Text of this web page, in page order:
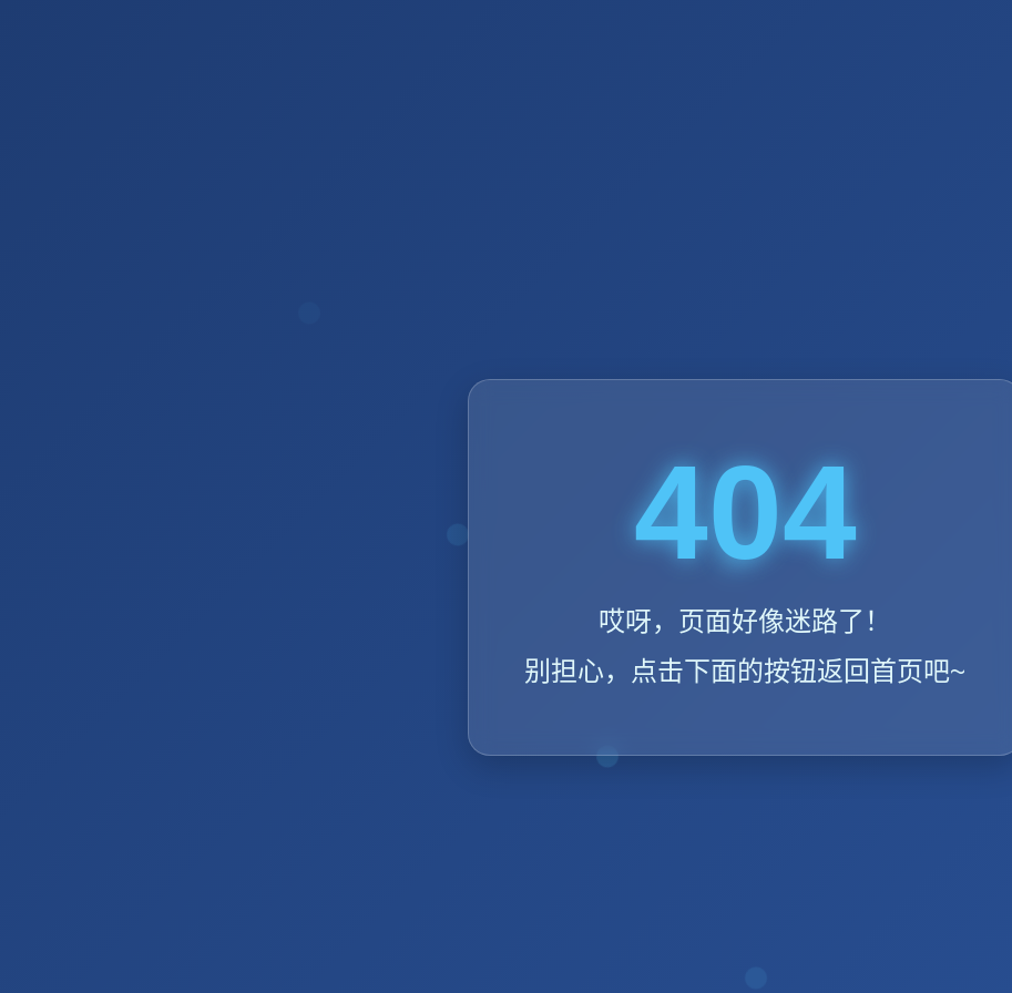
404
哎呀，页面好像迷路了！
别担心，点击下面的按钮返回首页吧~